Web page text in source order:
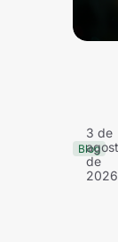
Blog
3 de
de
2026